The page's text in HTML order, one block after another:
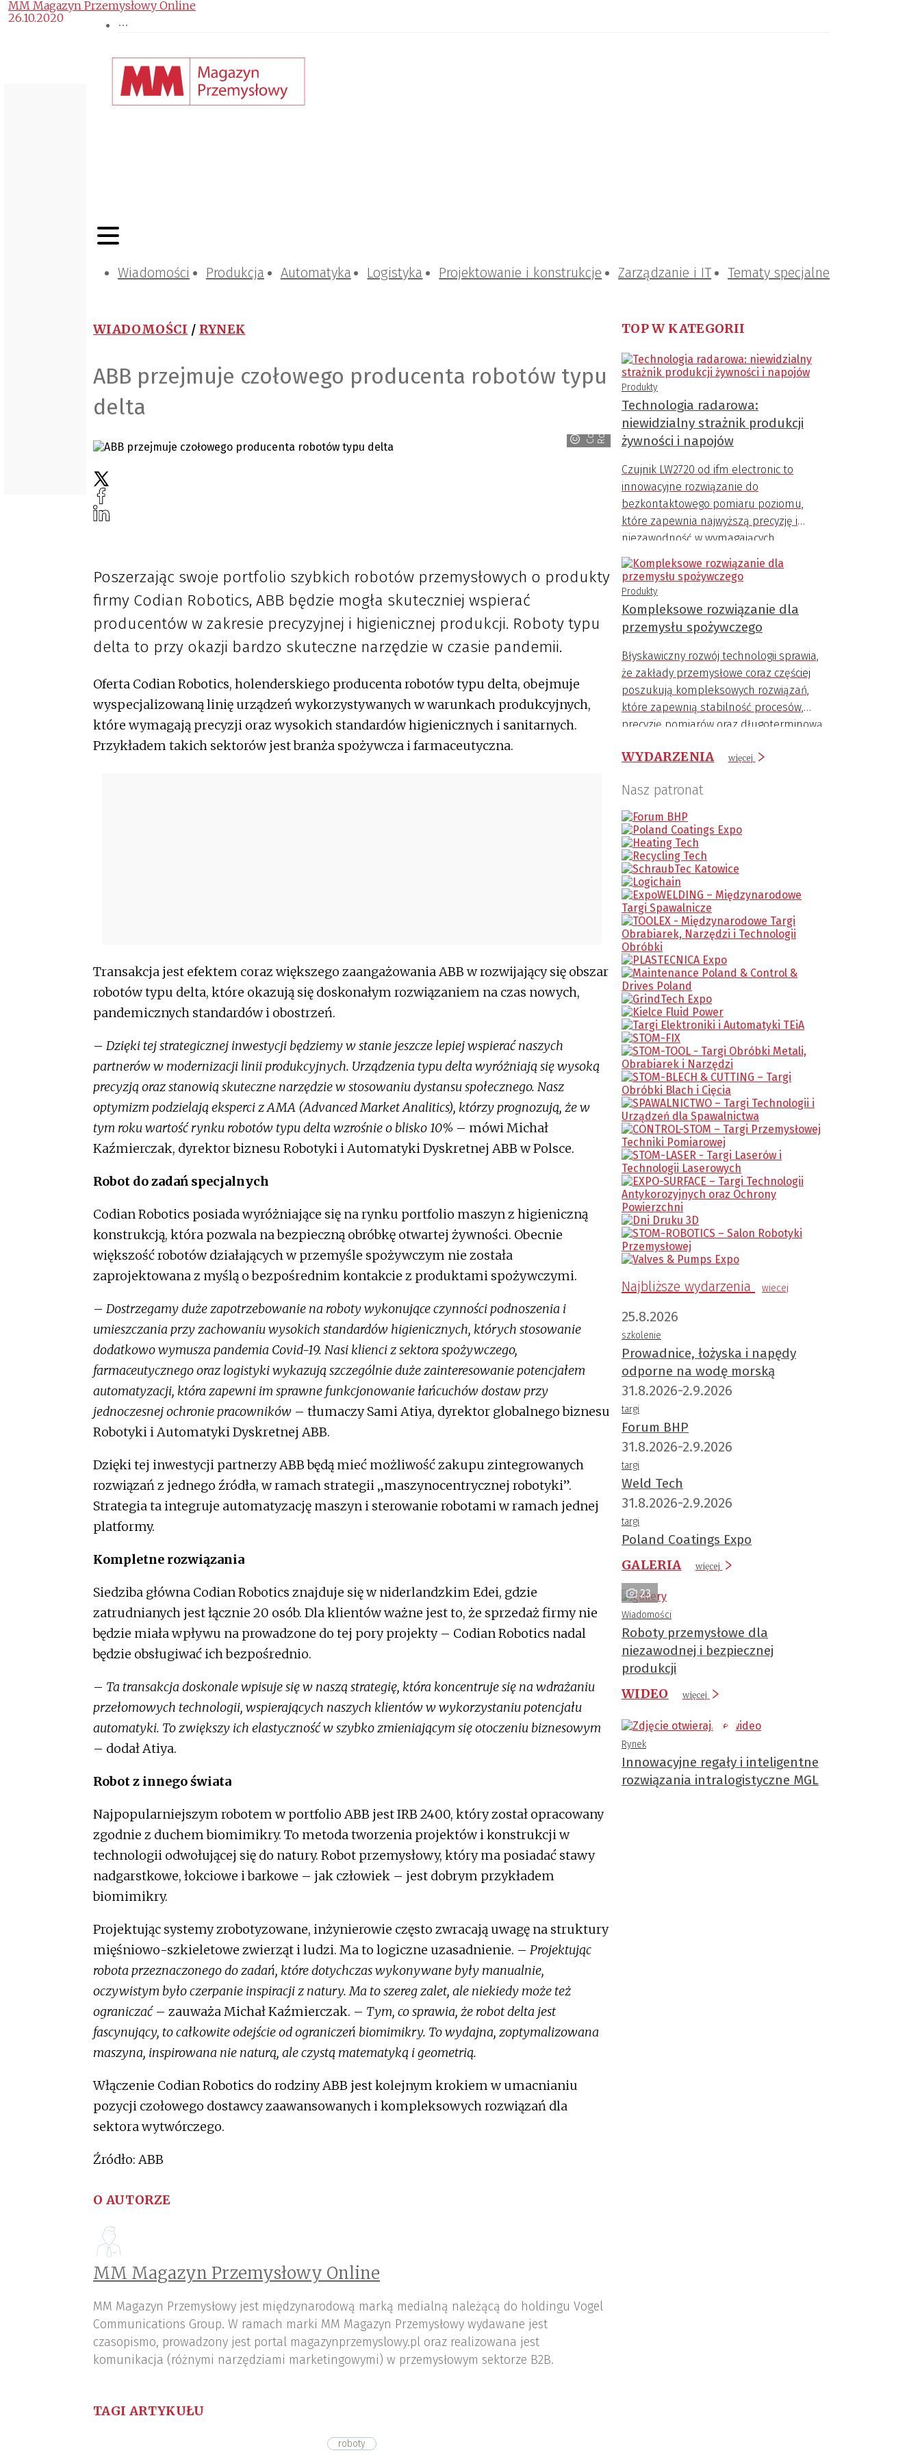
Wiadomości Produkcja Automatyka Logistyka Projektowanie i konstrukcje Zarządzanie i IT Tematy specjalne
WIADOMOŚCI / RYNEK
ABB przejmuje czołowego producenta robotów typu
delta
C
o
d
i
a
n
R
o
b
o
t
i
cs
MM Magazyn Przemysłowy Online
26.10.2020
Poszerzając swoje portfolio szybkich robotów przemysłowych o produkty
firmy Codian Robotics, ABB będzie mogła skuteczniej wspierać
producentów w zakresie precyzyjnej i higienicznej produkcji. Roboty typu
delta to przy okazji bardzo skuteczne narzędzie w czasie pandemii.
Oferta Codian Robotics, holenderskiego producenta robotów typu delta, obejmuje
wyspecjalizowaną linię urządzeń wykorzystywanych w warunkach produkcyjnych,
które wymagają precyzji oraz wysokich standardów higienicznych i sanitarnych.
Przykładem takich sektorów jest branża spożywcza i farmaceutyczna.
Transakcja jest efektem coraz większego zaangażowania ABB w rozwijający się obszar
robotów typu delta, które okazują się doskonałym rozwiązaniem na czas nowych,
pandemicznych standardów i obostrzeń.
– Dzięki tej strategicznej inwestycji będziemy w stanie jeszcze lepiej wspierać naszych
partnerów w modernizacji linii produkcyjnych. Urządzenia typu delta wyróżniają się wysoką
precyzją oraz stanowią skuteczne narzędzie w stosowaniu dystansu społecznego. Nasz
optymizm podzielają eksperci z AMA (Advanced Market Analitics), którzy prognozują, że w
tym roku wartość rynku robotów typu delta wzrośnie o blisko 10% – mówi Michał
Kaźmierczak, dyrektor biznesu Robotyki i Automatyki Dyskretnej ABB w Polsce.
Robot do zadań specjalnych
Codian Robotics posiada wyróżniające się na rynku portfolio maszyn z higieniczną
konstrukcją, która pozwala na bezpieczną obróbkę otwartej żywności. Obecnie
większość robotów działających w przemyśle spożywczym nie została
zaprojektowana z myślą o bezpośrednim kontakcie z produktami spożywczymi.
– Dostrzegamy duże zapotrzebowanie na roboty wykonujące czynności podnoszenia i
umieszczania przy zachowaniu wysokich standardów higienicznych, których stosowanie
dodatkowo wymusza pandemia Covid-19. Nasi klienci z sektora spożywczego,
farmaceutycznego oraz logistyki wykazują szczególnie duże zainteresowanie potencjałem
automatyzacji, która zapewni im sprawne funkcjonowanie łańcuchów dostaw przy
jednoczesnej ochronie pracowników – tłumaczy Sami Atiya, dyrektor globalnego biznesu
Robotyki i Automatyki Dyskretnej ABB.
Dzięki tej inwestycji partnerzy ABB będą mieć możliwość zakupu zintegrowanych
rozwiązań z jednego źródła, w ramach strategii „maszynocentrycznej robotyki”.
Strategia ta integruje automatyzację maszyn i sterowanie robotami w ramach jednej
platformy.
Kompletne rozwiązania
Siedziba główna Codian Robotics znajduje się w niderlandzkim Edei, gdzie
zatrudnianych jest łącznie 20 osób. Dla klientów ważne jest to, że sprzedaż firmy nie
będzie miała wpływu na prowadzone do tej pory projekty – Codian Robotics nadal
będzie obsługiwać ich bezpośrednio.
– Ta transakcja doskonale wpisuje się w naszą strategię, która koncentruje się na wdrażaniu
przełomowych technologii, wspierających naszych klientów w wykorzystaniu potencjału
automatyki. To zwiększy ich elastyczność w szybko zmieniającym się otoczeniu biznesowym
– dodał Atiya.
Robot z innego świata
Najpopularniejszym robotem w portfolio ABB jest IRB 2400, który został opracowany
zgodnie z duchem biomimikry. To metoda tworzenia projektów i konstrukcji w
technologii odwołującej się do natury. Robot przemysłowy, który ma posiadać stawy
nadgarstkowe, łokciowe i barkowe – jak człowiek – jest dobrym przykładem
biomimikry.
Projektując systemy zrobotyzowane, inżynierowie często zwracają uwagę na struktury
mięśniowo-szkieletowe zwierząt i ludzi. Ma to logiczne uzasadnienie. – Projektując
robota przeznaczonego do zadań, które dotychczas wykonywane były manualnie,
oczywistym było czerpanie inspiracji z natury. Ma to szereg zalet, ale niekiedy może też
ograniczać– zauważa Michał Kaźmierczak. – Tym, co sprawia, że robot delta jest
fascynujący, to całkowite odejście od ograniczeń biomimikry. To wydajna, zoptymalizowana
maszyna, inspirowana nie naturą, ale czystą matematyką i geometrią.
Włączenie Codian Robotics do rodziny ABB jest kolejnym krokiem w umacnianiu
pozycji czołowego dostawcy zaawansowanych i kompleksowych rozwiązań dla
sektora wytwórczego.
Źródło: ABB
O AUTORZE
MM Magazyn Przemysłowy Online
MM Magazyn Przemysłowy jest międzynarodową marką medialną należącą do holdingu Vogel
Communications Group. W ramach marki MM Magazyn Przemysłowy wydawane jest
czasopismo, prowadzony jest portal magazynprzemyslowy.pl oraz realizowana jest
komunikacja (różnymi narzędziami marketingowymi) w przemysłowym sektorze B2B.
TAGI ARTYKUŁU
roboty
TOP W KATEGORII
Produkty
Technologia radarowa:
niewidzialny strażnik produkcji
żywności i napojów
Czujnik LW2720 od ifm electronic to
innowacyjne rozwiązanie do
bezkontaktowego pomiaru poziomu,
które zapewnia najwyższą precyzję i
niezawodność w wymagających
warunkach przemysłowych.
Produkty
Kompleksowe rozwiązanie dla
przemysłu spożywczego
Błyskawiczny rozwój technologii sprawia,
że zakłady przemysłowe coraz częściej
poszukują kompleksowych rozwiązań,
które zapewnią stabilność procesów,
precyzję pomiarów oraz długoterminową
WYDARZENIA więcej
Nasz patronat
Najbliższe wydarzenia wiecej
25.8.2026
szkolenie
Prowadnice, łożyska i napędy
odporne na wodę morską
31.8.2026-2.9.2026
targi
Forum BHP
31.8.2026-2.9.2026
targi
Weld Tech
31.8.2026-2.9.2026
targi
Poland Coatings Expo
GALERIA
więcej
23
Wiadomości
Roboty przemysłowe dla
niezawodnej i bezpiecznej
produkcji
WIDEO
więcej
Rynek
Innowacyjne regały i inteligentne
rozwiązania intralogistyczne MGL